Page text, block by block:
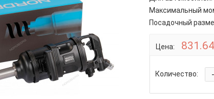
Максимальный
Посадочный
Цена:
Количество: -